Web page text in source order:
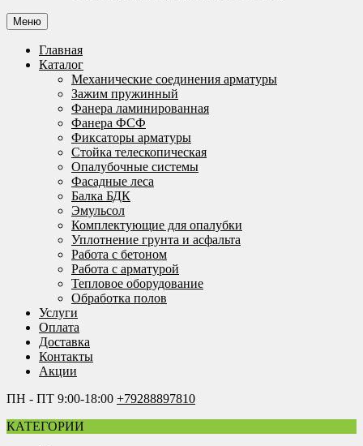
Меню
Главная
Каталог
Механические соединения арматуры
Зажим пружинный
Фанера ламинированная
Фанера ФСФ
Фиксаторы арматуры
Стойка телескопическая
Опалубочные системы
Фасадные леса
Балка БДК
Эмульсол
Комплектующие для опалубки
Уплотнение грунта и асфальта
Работа с бетоном
Работа с арматурой
Тепловое оборудование
Обработка полов
Услуги
Оплата
Доставка
Контакты
Акции
ПН - ПТ 9:00-18:00 +79288897810
КАТЕГОРИИ